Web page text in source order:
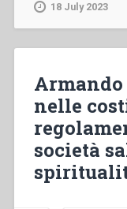
18 July 2023
nelle
società